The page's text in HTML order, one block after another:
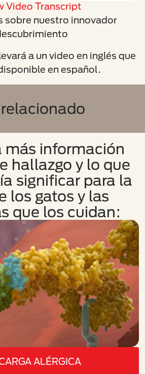
sobre nuestro innovador
a un video en inglés que
en español.
Video Transcript
más información
hallazgo y lo que
significar para la
los gatos y las
que los cuidan:
ALÉRGICA